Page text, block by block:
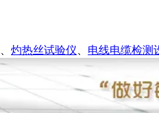
灼热丝试验仪 电线电缆检测